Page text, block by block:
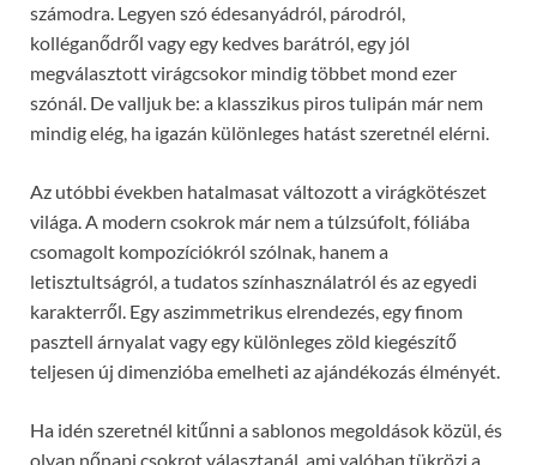
számodra. Legyen szó édesanyádról, párodról,
kolléganődről vagy egy kedves barátról, egy jól
megválasztott virágcsokor mindig többet mond ezer
szónál. De valljuk be: a klasszikus piros tulipán már nem
mindig elég, ha igazán különleges hatást szeretnél elérni.
Az utóbbi években hatalmasat változott a virágkötészet
világa. A modern csokrok már nem a túlzsúfolt, fóliába
csomagolt kompozíciókról szólnak, hanem a
letisztultságról, a tudatos színhasználatról és az egyedi
karakterről. Egy aszimmetrikus elrendezés, egy finom
pasztell árnyalat vagy egy különleges zöld kiegészítő
teljesen új dimenzióba emelheti az ajándékozás élményét.
Ha idén szeretnél kitűnni a sablonos megoldások közül, és
olyan nőnapi csokrot választanál, ami valóban tükrözi a